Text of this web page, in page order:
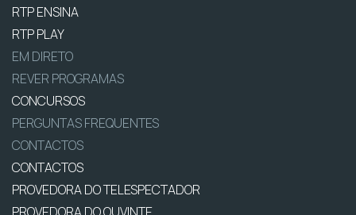
RTP ENSINA
RTP PLAY
EM DIRETO
REVER PROGRAMAS
CONCURSOS
PERGUNTAS FREQUENTES
CONTACTOS
CONTACTOS
PROVEDORA DO TELESPECTADOR